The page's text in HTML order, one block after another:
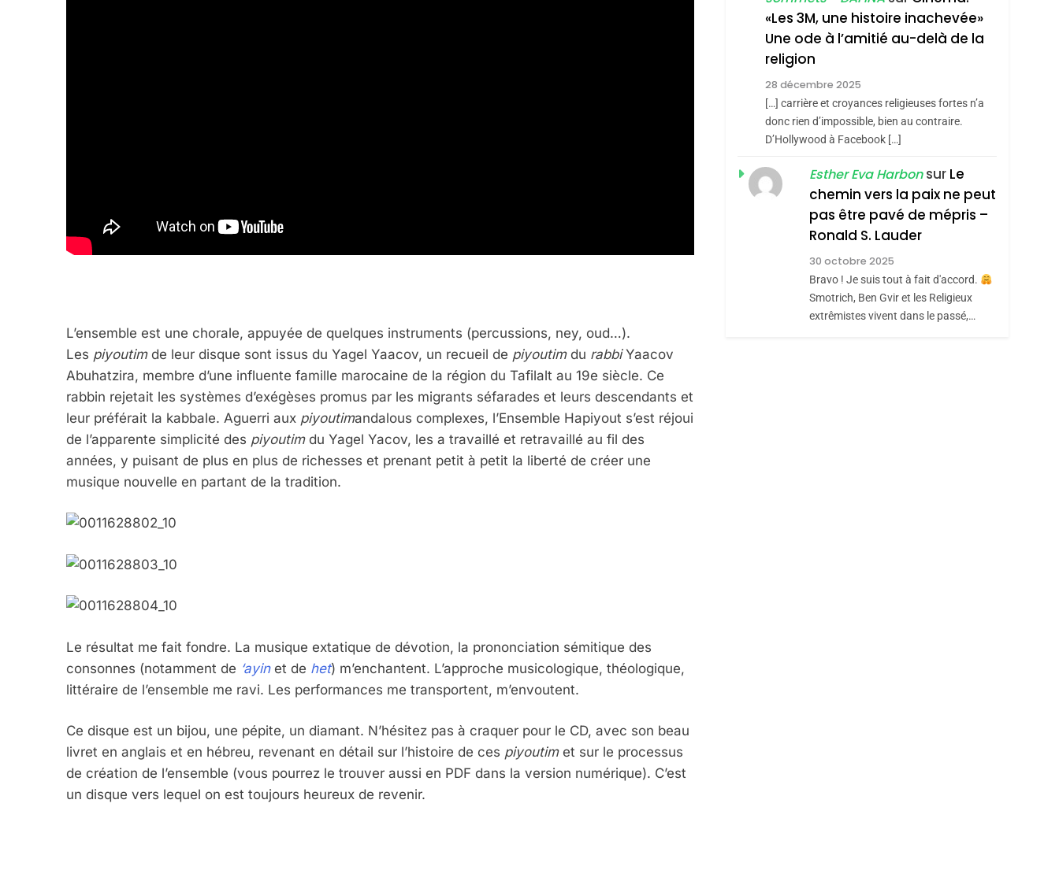
L’ensemble est une chorale, appuyée de quelques instruments (percussions, ney, oud…).
Les piyoutimde leur disque sont issus du Yagel Yaacov, un recueil de piyoutimdu rabbiYaacov
Abuhatzira, membre d’une influente famille marocaine de la région du Tafilalt au 19e siècle. Ce
rabbin rejetait les systèmes d’exégèses promus par les migrants séfarades et leurs descendants et
leur préférait la kabbale. Aguerri aux piyoutimandalous complexes, l’Ensemble Hapiyout s’est réjoui
de l’apparente simplicité des piyoutimdu Yagel Yacov, les a travaillé et retravaillé au fil des
années, y puisant de plus en plus de richesses et prenant petit à petit la liberté de créer une
musique nouvelle en partant de la tradition.
Le résultat me fait fondre. La musique extatique de dévotion, la prononciation sémitique des
consonnes (notamment de ‘ayinet de het) m’enchantent. L’approche musicologique, théologique,
littéraire de l’ensemble me ravi. Les performances me transportent, m’envoutent.
Ce disque est un bijou, une pépite, un diamant. N’hésitez pas à craquer pour le CD, avec son beau
livret en anglais et en hébreu, revenant en détail sur l’histoire de ces piyoutimet sur le processus
de création de l’ensemble (vous pourrez le trouver aussi en PDF dans la version numérique). C’est
un disque vers lequel on est toujours heureux de revenir.
Hadida
JUDAISME
8
De Tafraout, Le Miel
De Tadla Azilal
Consacrés Produits
Du Terroir
DAFINA MAROC
«Les 3M, une histoire inachevée»
Une ode à l’amitié au-delà de la
religion
28 décembre 2025
[…] carrière et croyances religieuses fortes n’a
donc rien d’impossible, bien au contraire.
D’Hollywood à Facebook […]
Esther Eva Harbonsur Le
chemin vers la paix ne peut
pas être pavé de mépris –
Ronald S. Lauder
30 octobre 2025
Bravo ! Je suis tout à fait d'accord.
Smotrich, Ben Gvir et les Religieux
extrêmistes vivent dans le passé,…
2025, L’année La Plus Meurtrière Selon Le Rapport D’ADL Contre L’antisémitisme
6
FIÈRE, DIGNE ET RÉSILIENTE : POURQUOI JE REVENDIQUE MA JUDAÏTE Par Thérèse Zrihen-
Dvir
CE QUI NOUS MANQUE – Jacques Hadida
8